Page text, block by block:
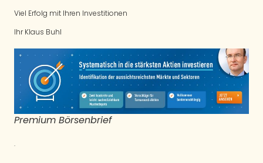
Viel Erfolg mit Ihren Investitionen
Ihr Klaus Buhl
Premium Börsenbrief
.